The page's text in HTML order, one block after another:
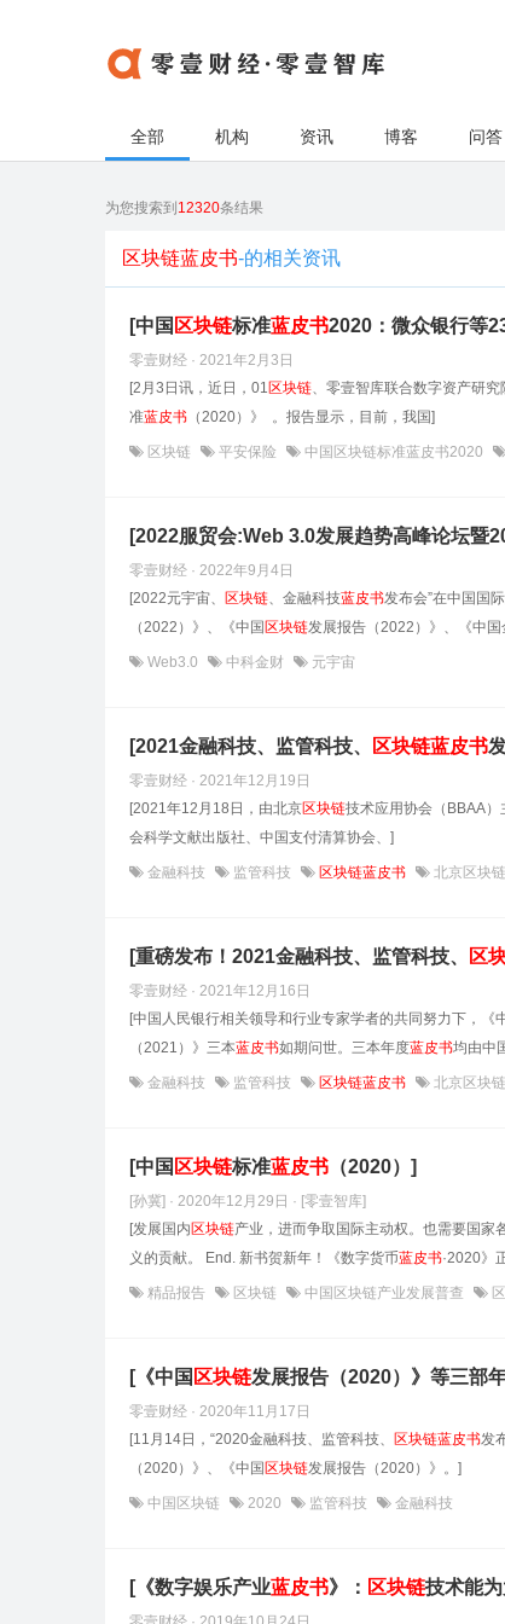
全部 机构 资讯 博客 问答
为您搜索到 12320条结果
区块链蓝皮书-的相关资讯
[中国 区块链标准蓝皮书2020：微众银行等
零壹财经 · 2021年2月3日
[2月3日讯，近日，01 区块链、零壹智库联合数字资产研究
准蓝皮书 （2020）》 。报告显示，目前，我国]
区块链 平安保险 中国区块链标准蓝皮书2020
[2022服贸会:Web 3.0发展趋势高峰论坛暨
零壹财经 · 2022年9月4日
[2022元宇宙、
区块链、金融科技蓝皮书发布会”在中国国
（2022）》、《中国 区块链发展报告（2022）》、《中国
Web3.0 中科金财 元宇宙
[2021金融科技、监管科技、 区块链蓝皮书
零壹财经 · 2021年12月19日
[2021年12月18日，由北京区块链技术应用协会（BBAA）
会科学文献出版社、中国支付清算协会、]
金融科技 监管科技 区块链蓝皮书 北京区块
[重磅发布！2021金融科技、监管科技、 区
零壹财经 · 2021年12月16日
[中国人民银行相关领导和行业专家学者的共同努力下，
（2021）》三本蓝皮书如期问世。三本年度蓝皮书均由中
金融科技 监管科技 区块链蓝皮书 北京区块
[中国 区块链标准蓝皮书 （2020）]
[孙冀] · 2020年12月29日 · [零壹智库]
[发展国内 区块链产业，进而争取国际主动权。也需要国家
义的贡献。 End. 新书贺新年！《数字货币蓝皮书·2020》
精品报告 区块链 中国区块链产业发展普查
[《中国 区块链发展报告（2020）》等三部
零壹财经 · 2020年11月17日
[11月14日，“2020金融科技、监管科技、
区块链蓝皮书发
（2020）》、《中国 区块链发展报告（2020）》。]
中国区块链 2020 监管科技 金融科技
[《数字娱乐产业蓝皮书》： 区块链技术能